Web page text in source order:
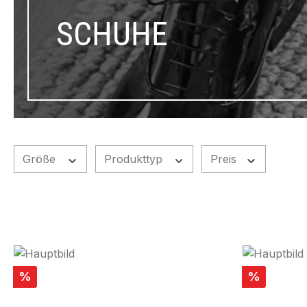
SCHUHE
Größe Produkttyp Preis
Rabatt
% Rabatt
%